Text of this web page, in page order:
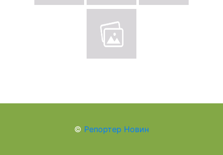
© Репортер Новин